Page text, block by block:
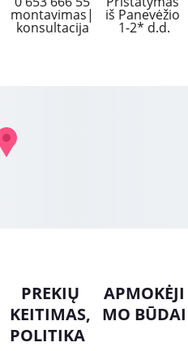
APMOKĖJI
MO BŪDAI
PREKIŲ
KEITIMAS,
POLITIKA
iš Panevėžio
1-2* d.d.
montavimas|
konsultacija